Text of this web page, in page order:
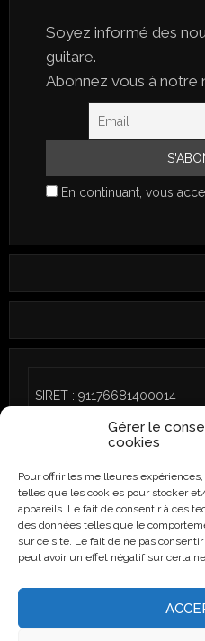
Gérer le
cookies
Pour offrir les meilleures
telles que les cookies pour stocker
appareils. Le fait de consentir à ces
des données telles que le
sur ce site. Le fait de ne pas
peut avoir un effet négatif sur
Soyez informé des
guitare.
Abonnez vous à notre
En continuant, vous
SIRET : 91176681400014
CGU/Politique de